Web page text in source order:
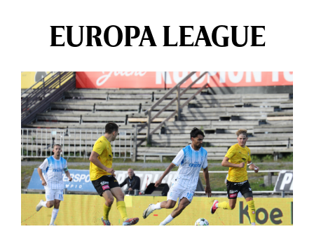
EUROPA LEAGUE